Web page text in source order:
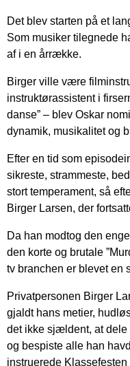
Det blev starten på et
Som musiker tilegnede
af i en årrække.
Birger ville være
instruktørassistent i
danse” – blev Oskar
dynamik, musikalitet og
Efter en tid som
sikreste, strammeste,
stort temperament, så
Birger Larsen, der
Da han modtog den
den korte og brutale
tv branchen er blevet en
Privatpersonen Birger
gjaldt hans metier,
det ikke sjældent, at dele
og bespiste alle han
instruerede